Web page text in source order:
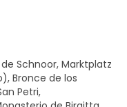
Schnoor, Marktplatz
Bronce de los
Petri,